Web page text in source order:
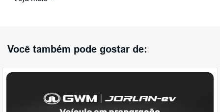
Você também pode gostar de: